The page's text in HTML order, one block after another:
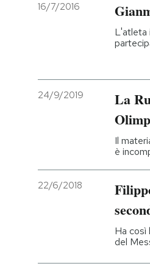
16/7/2016
L'atleta
24/9/2019
La
Il
è
22/6/2018
Ha così
del